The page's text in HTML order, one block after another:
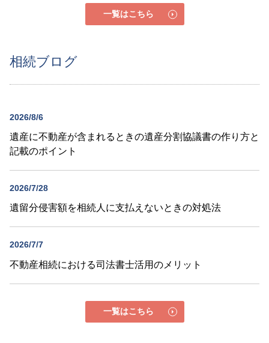
一覧はこちら
相続ブログ
2026/8/6
遺産に不動産が含まれるときの遺産分割協議書の作り方と
記載のポイント
2026/7/28
遺留分侵害額を相続人に支払えないときの対処法
2026/7/7
不動産相続における司法書士活用のメリット
一覧はこちら